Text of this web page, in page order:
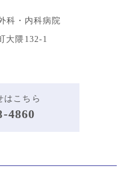
科・内科病院
大隈132-1
はこちら
4860